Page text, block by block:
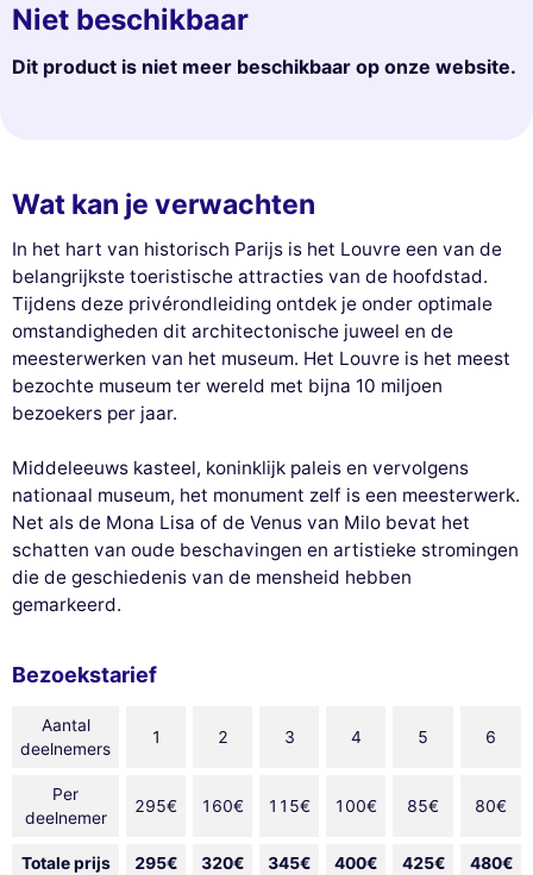
Niet beschikbaar
Dit product is niet meer beschikbaar op onze website.
Wat kan je verwachten
In het hart van historisch Parijs is het Louvre een van de
belangrijkste toeristische attracties van de hoofdstad.
Tijdens deze privérondleiding ontdek je onder optimale
omstandigheden dit architectonische juweel en de
meesterwerken van het museum. Het Louvre is het meest
bezochte museum ter wereld met bijna 10 miljoen
bezoekers per jaar.
Middeleeuws kasteel, koninklijk paleis en vervolgens
nationaal museum, het monument zelf is een meesterwerk.
Net als de Mona Lisa of de Venus van Milo bevat het
schatten van oude beschavingen en artistieke stromingen
die de geschiedenis van de mensheid hebben
gemarkeerd.
Bezoekstarief
Aantal
deelnemers
1 2 3 4 5 6
Per
deelnemer
295€ 160€ 115€ 100€ 85€ 80€
Totale prijs 295€ 320€ 345€ 400€ 425€ 480€